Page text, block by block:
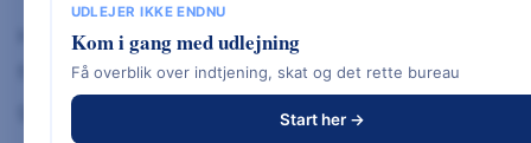
UDLEJER IKKE ENDNU
Kom i gang med udlejning
Få overblik over indtjening, skat og det rette bureau
Start her →
nybyggethus.dkser vi isolering som
fundamentet for et energieffektivt hjem. I denne
guide får du: